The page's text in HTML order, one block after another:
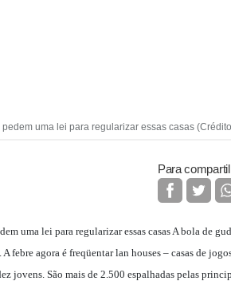
uma lei para regularizar essas casas
Para
uma lei para regularizar essas casas A bola de
febre agora é freqüentar lan houses – casas de
jovens. São mais de 2.500 espalhadas pelas